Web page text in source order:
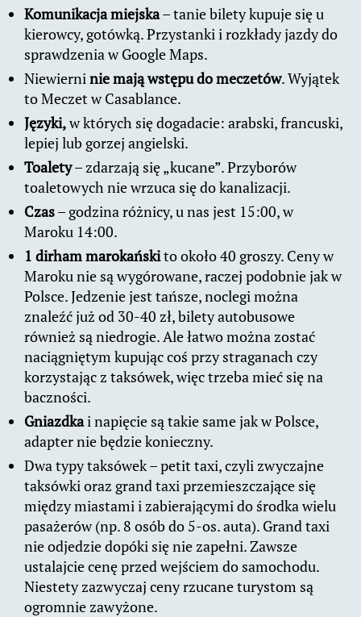
Komunikacja miejska– tanie bilety kupuje się u
kierowcy, gotówką. Przystanki i rozkłady jazdy do
sprawdzenia w Google Maps.
Niewierninie mają wstępu do meczetów. Wyjątek
to Meczet w Casablance.
Języki,w których się dogadacie: arabski, francuski,
lepiej lub gorzej angielski.
Toalety– zdarzają się „kucane”. Przyborów
toaletowych nie wrzuca się do kanalizacji.
Czas– godzina różnicy, u nas jest 15:00, w
Maroku 14:00.
1 dirham marokańskito około 40 groszy. Ceny w
Maroku nie są wygórowane, raczej podobnie jak w
Polsce. Jedzenie jest tańsze, noclegi można
znaleźć już od 30-40 zł, bilety autobusowe
również są niedrogie. Ale łatwo można zostać
naciągniętym kupując coś przy straganach czy
korzystając z taksówek, więc trzeba mieć się na
baczności.
Gniazdkai napięcie są takie same jak w Polsce,
adapter nie będzie konieczny.
Dwa typy taksówek – petit taxi, czyli zwyczajne
taksówki oraz grand taxi przemieszczające się
między miastami i zabierającymi do środka wielu
pasażerów (np. 8 osób do 5-os. auta). Grand taxi
nie odjedzie dopóki się nie zapełni. Zawsze
ustalajcie cenę przed wejściem do samochodu.
Niestety zazwyczaj ceny rzucane turystom są
ogromnie zawyżone.